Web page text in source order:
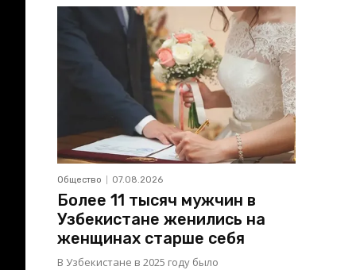
Общество 07.08.2026
Более 11 тысяч мужчин в
Узбекистане женились на
женщинах старше себя
В Узбекистане в 2025 году было